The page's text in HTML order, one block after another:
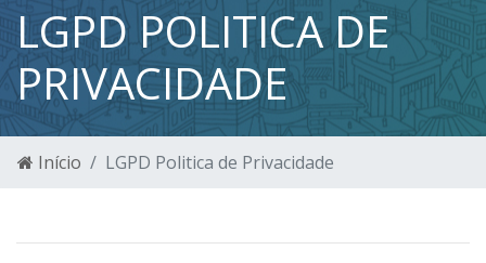
LGPD POLITICA DE
PRIVACIDADE
Início LGPD Politica de Privacidade